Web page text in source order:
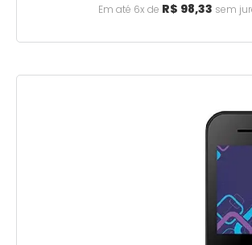
Em até 6x de R$ 98,33 sem